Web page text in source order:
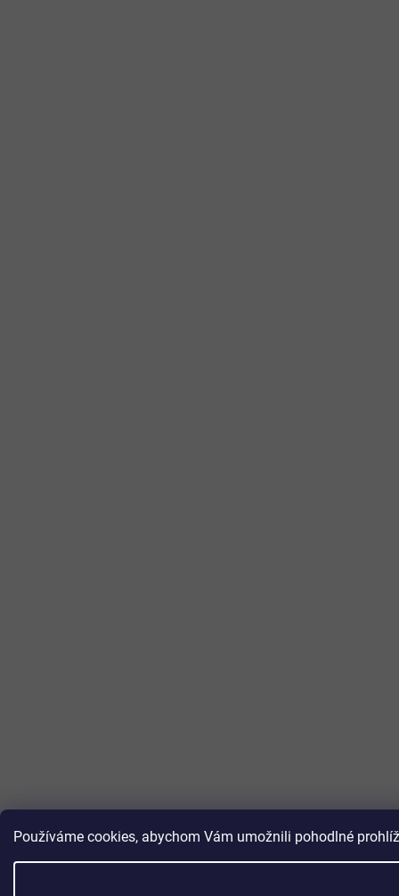
Používáme cookies, abychom Vám umožnili pohodlné